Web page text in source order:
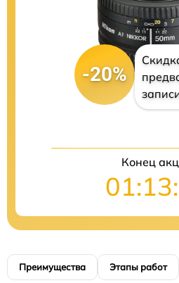
-20%
Конец
Преимущества Этапы работ